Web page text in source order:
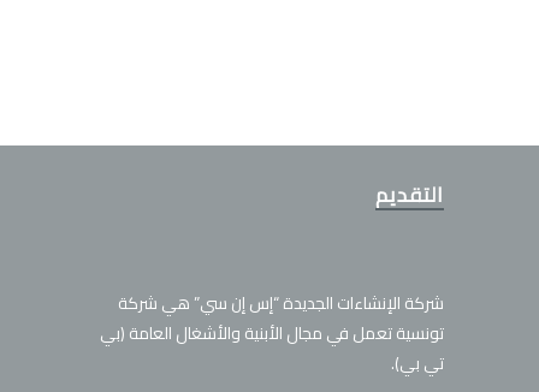
التقديم
شركة الإنشاءات الجديدة “إس إن سي” هي شركة
تونسية تعمل في مجال الأبنية والأشغال العامة (بي
تي بي).